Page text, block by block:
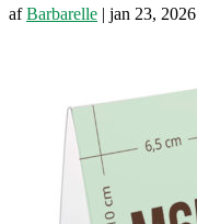
afBarbarelle | jan 23, 2026